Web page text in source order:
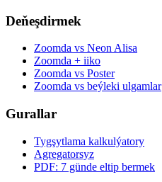
Deňeşdirmek
Zoomda vs Neon Alisa
Zoomda + iiko
Zoomda vs Poster
Zoomda vs beýleki ulgamlar
Gurallar
Tygşytlama kalkulýatory
Agregatorsyz
PDF: 7 günde eltip bermek